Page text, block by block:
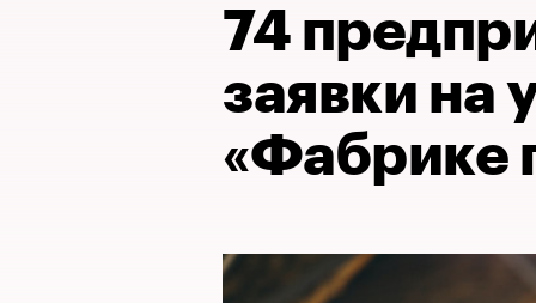
Проверка контрагентов
74
заявки на
«Фабрике